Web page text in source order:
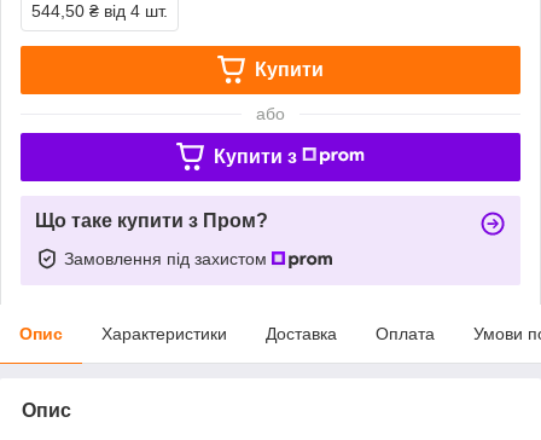
544,50 ₴ від 4 шт.
Купити
або
Купити з
Що таке купити з Пром?
Замовлення під захистом
Опис Характеристики Доставка Оплата Умови
Опис